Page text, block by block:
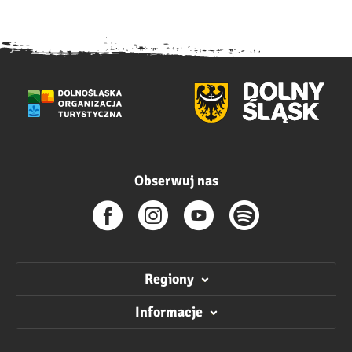
Obserwuj nas
Regiony
Informacje